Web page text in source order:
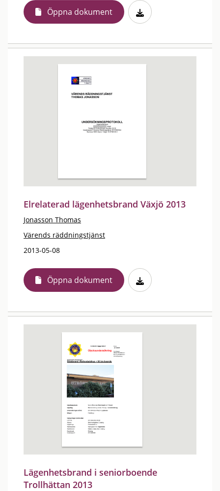
Öppna dokument
Elrelaterad lägenhetsbrand Växjö 2013
Jonasson Thomas
Värends räddningstjänst
2013-05-08
Öppna dokument
Lägenhetsbrand i seniorboende
Trollhättan 2013